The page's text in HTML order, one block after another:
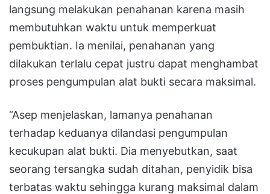
langsung melakukan penahanan karena masih
membutuhkan waktu untuk memperkuat
pembuktian. Ia menilai, penahanan yang
dilakukan terlalu cepat justru dapat menghambat
proses pengumpulan alat bukti secara maksimal.
“Asep menjelaskan, lamanya penahanan
terhadap keduanya dilandasi pengumpulan
kecukupan alat bukti. Dia menyebutkan, saat
seorang tersangka sudah ditahan, penyidik bisa
terbatas waktu sehingga kurang maksimal dalam